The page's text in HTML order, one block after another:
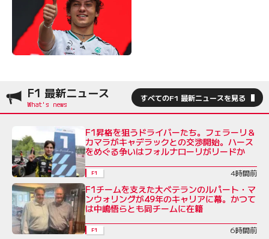
F1 最新ニュース すべてのF1 最新ニュースを見る
F1昇格を狙うドライバーたち。フェラーリ＆
カマラがキャデラックとの交渉開始。ハース
をめぐる争いはフォルナローリがリードか
F1 4時間前
F1チームを支えた大ベテランのルパート・マ
ンウォリングが49年のキャリアに幕。かつて
は中嶋悟らとも同チームに在籍
F1 6時間前